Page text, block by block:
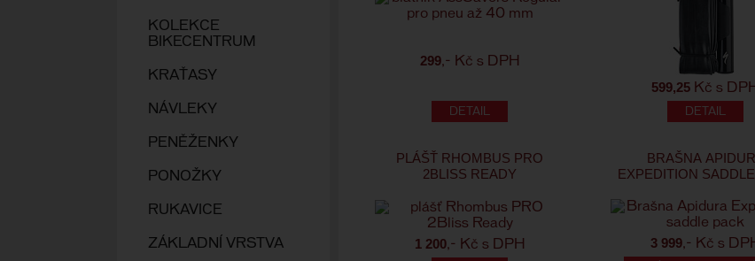
KOLEKCE
BIKECENTRUM
KRAŤASY
NÁVLEKY
PENĚŽENKY
PONOŽKY
RUKAVICE
ZÁKLADNÍ VRSTVA
299,- Kč s DPH
599,25 Kč s
PLÁŠŤ RHOMBUS PRO
2BLISS READY
1 200,- Kč s DPH
BRAŠNA
EXPEDITION
3 999,- Kč s